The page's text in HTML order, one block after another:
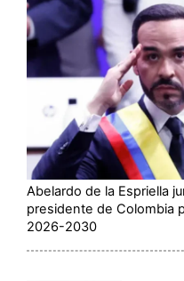
Abelardo de la Espriella
presidente de Colombia
2026-2030